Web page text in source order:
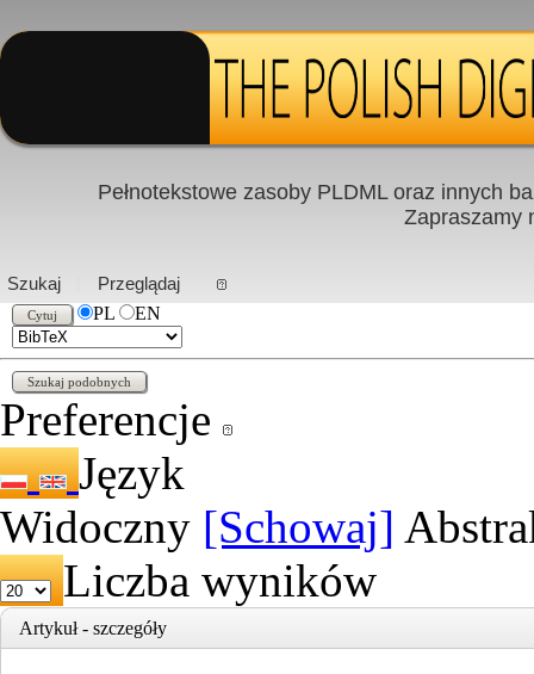
Pełnotekstowe zasoby PLDML oraz innych
Zapraszamy
Szukaj
Przeglądaj
PL
EN
Preferencje
Język
Widoczny [Schowaj]
Liczba wyników
Artykuł - szczegóły